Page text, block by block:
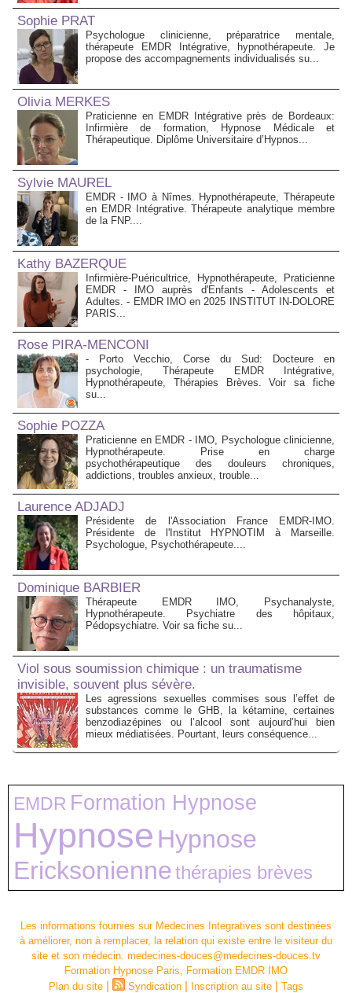
Sophie PRAT
Psychologue clinicienne, préparatrice mentale,
thérapeute EMDR Intégrative, hypnothérapeute. Je
propose des accompagnements individualisés su...
Olivia MERKES
Praticienne en EMDR Intégrative près de Bordeaux:
Infirmière de formation, Hypnose Médicale et
Thérapeutique. Diplôme Universitaire d’Hypnos...
Sylvie MAUREL
EMDR - IMO à Nîmes. Hypnothérapeute, Thérapeute
en EMDR Intégrative. Thérapeute analytique membre
de la FNP....
Kathy BAZERQUE
Infirmière-Puéricultrice, Hypnothérapeute, Praticienne
EMDR - IMO auprès d'Enfants - Adolescents et
Adultes. - EMDR IMO en 2025 INSTITUT IN-DOLORE
PARIS...
Rose PIRA-MENCONI
- Porto Vecchio, Corse du Sud: Docteure en
psychologie, Thérapeute EMDR Intégrative,
Hypnothérapeute, Thérapies Brèves. Voir sa fiche
su...
Sophie POZZA
Praticienne en EMDR - IMO, Psychologue clinicienne,
Hypnothérapeute. Prise en charge
psychothérapeutique des douleurs chroniques,
addictions, troubles anxieux, trouble...
Laurence ADJADJ
Présidente de l'Association France EMDR-IMO.
Présidente de l'Institut HYPNOTIM à Marseille.
Psychologue, Psychothérapeute....
Dominique BARBIER
Thérapeute EMDR IMO, Psychanalyste,
Hypnothérapeute. Psychiatre des hôpitaux,
Pédopsychiatre. Voir sa fiche su...
Viol sous soumission chimique : un traumatisme
invisible, souvent plus sévère.
Les agressions sexuelles commises sous l’effet de
substances comme le GHB, la kétamine, certaines
benzodiazépines ou l’alcool sont aujourd’hui bien
mieux médiatisées. Pourtant, leurs conséquence...
EMDR Formation Hypnose
Hypnose Hypnose
Ericksoniennethérapies brèves
Les informations fournies sur Medecines Integratives sont destinées
à améliorer, non à remplacer, la relation qui existe entre le visiteur du
site et son médecin. medecines-douces@medecines-douces.tv
Formation Hypnose Paris, Formation EMDR IMO
Plan du site | Syndication | Inscription au site | Tags